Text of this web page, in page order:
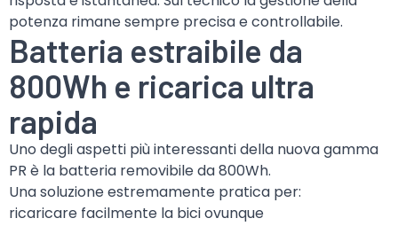
potenza rimane sempre precisa e controllabile.
Batteria estraibile da
800Wh e ricarica ultra
rapida
Uno degli aspetti più interessanti della nuova gamma
PR è la batteria removibile da 800Wh.
Una soluzione estremamente pratica per:
ricaricare facilmente la bici ovunque